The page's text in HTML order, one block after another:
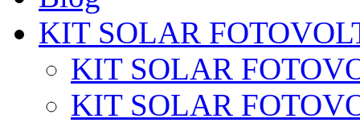
KIT SOLAR
KIT SOLAR
KIT SOLAR